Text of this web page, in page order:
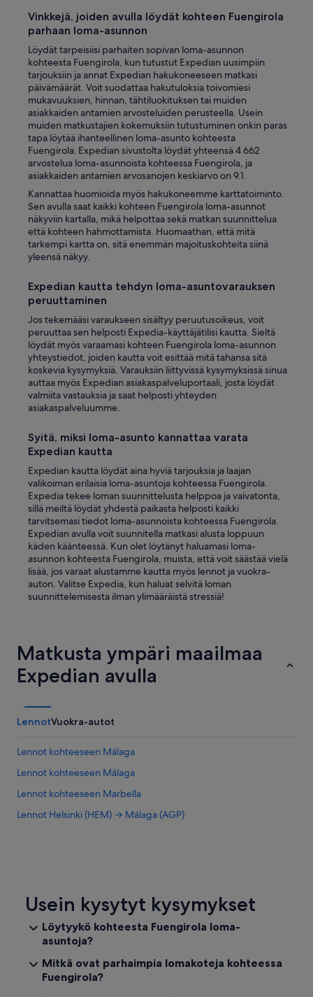
Vinkkejä, joiden avulla löydät kohteen Fuengirola
parhaan loma-asunnon
Löydät tarpeisiisi parhaiten sopivan loma-asunnon
kohteesta Fuengirola, kun tutustut Expedian uusimpiin
tarjouksiin ja annat Expedian hakukoneeseen matkasi
päivämäärät. Voit suodattaa hakutuloksia toivomiesi
mukavuuksien, hinnan, tähtiluokituksen tai muiden
asiakkaiden antamien arvosteluiden perusteella. Usein
muiden matkustajien kokemuksiin tutustuminen onkin paras
tapa löytää ihanteellinen loma-asunto kohteesta
Fuengirola. Expedian sivustolta löydät yhteensä 4 662
arvostelua loma-asunnoista kohteessa Fuengirola, ja
asiakkaiden antamien arvosanojen keskiarvo on 9.1.
Kannattaa huomioida myös hakukoneemme karttatoiminto.
Sen avulla saat kaikki kohteen Fuengirola loma-asunnot
näkyviin kartalla, mikä helpottaa sekä matkan suunnittelua
että kohteen hahmottamista. Huomaathan, että mitä
tarkempi kartta on, sitä enemmän majoituskohteita siinä
yleensä näkyy.
Expedian kautta tehdyn loma-asuntovarauksen
peruuttaminen
Jos tekemääsi varaukseen sisältyy peruutusoikeus, voit
peruuttaa sen helposti Expedia-käyttäjätilisi kautta. Sieltä
löydät myös varaamasi kohteen Fuengirola loma-asunnon
yhteystiedot, joiden kautta voit esittää mitä tahansa sitä
koskevia kysymyksiä. Varauksiin liittyvissä kysymyksissä sinua
auttaa myös Expedian asiakaspalveluportaali, josta löydät
valmiita vastauksia ja saat helposti yhteyden
asiakaspalveluumme.
Syitä, miksi loma-asunto kannattaa varata
Expedian kautta
Expedian kautta löydät aina hyviä tarjouksia ja laajan
valikoiman erilaisia loma-asuntoja kohteessa Fuengirola.
Expedia tekee loman suunnittelusta helppoa ja vaivatonta,
sillä meiltä löydät yhdestä paikasta helposti kaikki
tarvitsemasi tiedot loma-asunnoista kohteessa Fuengirola.
Expedian avulla voit suunnitella matkasi alusta loppuun
käden käänteessä. Kun olet löytänyt haluamasi loma-
asunnon kohteesta Fuengirola, muista, että voit säästää vielä
lisää, jos varaat alustamme kautta myös lennot ja vuokra-
auton. Valitse Expedia, kun haluat selvitä loman
suunnittelemisesta ilman ylimääräistä stressiä!
Matkusta ympäri maailmaa
Expedian avulla
LennotVuokra-autot
Lennot kohteeseen Málaga
Lennot kohteeseen Málaga
Lennot kohteeseen Marbella
Lennot Helsinki (HEM) → Málaga (AGP)
Usein kysytyt kysymykset
Löytyykö kohteesta Fuengirola loma-
asuntoja?
Mitkä ovat parhaimpia lomakoteja kohteessa
Fuengirola?